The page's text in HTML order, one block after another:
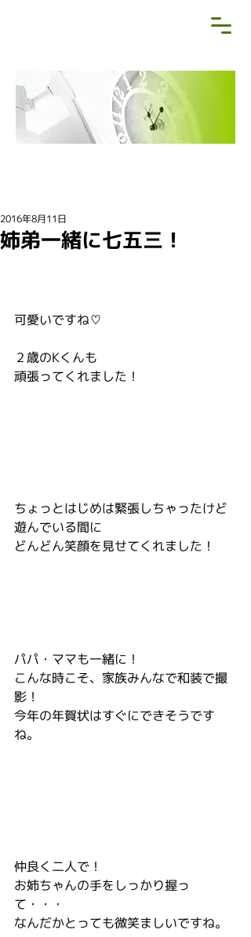
姉弟一緒に七五三！
2016年8月11日
可愛いですね♡
２歳のKくんも
頑張ってくれました！
ちょっとはじめは緊張しちゃったけど
遊んでいる間に
どんどん笑顔を見せてくれました！
パパ・ママも一緒に！
こんな時こそ、家族みんなで和装で撮
影！
今年の年賀状はすぐにできそうです
ね。
仲良く二人で！
お姉ちゃんの手をしっかり握っ
て・・・
なんだかとっても微笑ましいですね。